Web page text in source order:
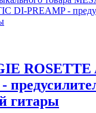
ROSETTE
гитары